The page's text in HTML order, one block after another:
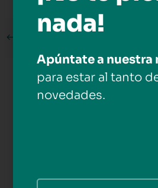
←
Deja una respuesta
nada!
Apúntate a nuestra
para estar al tanto
novedades.